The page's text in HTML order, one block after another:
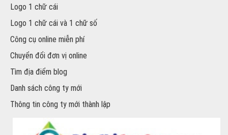
Logo 1 chữ cái
Logo 1 chữ cái và 1 chữ số
Công cụ online miễn phí
Chuyển đổi đơn vị online
Tìm địa điểm blog
Danh sách công ty mới
Thông tin công ty mới thành lập